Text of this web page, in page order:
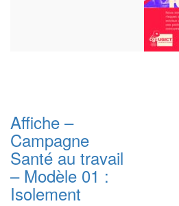
Affiche –
Campagne
Santé au travail
– Modèle 01 :
Isolement